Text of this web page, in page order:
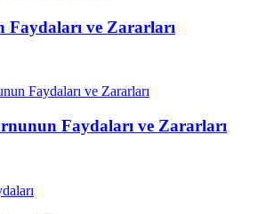
Faydaları ve Zararları
Faydaları ve Zararları